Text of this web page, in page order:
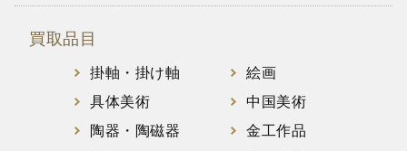
買取品目
掛軸・掛け軸
絵画
具体美術
中国美術
陶器・陶磁器
金工作品